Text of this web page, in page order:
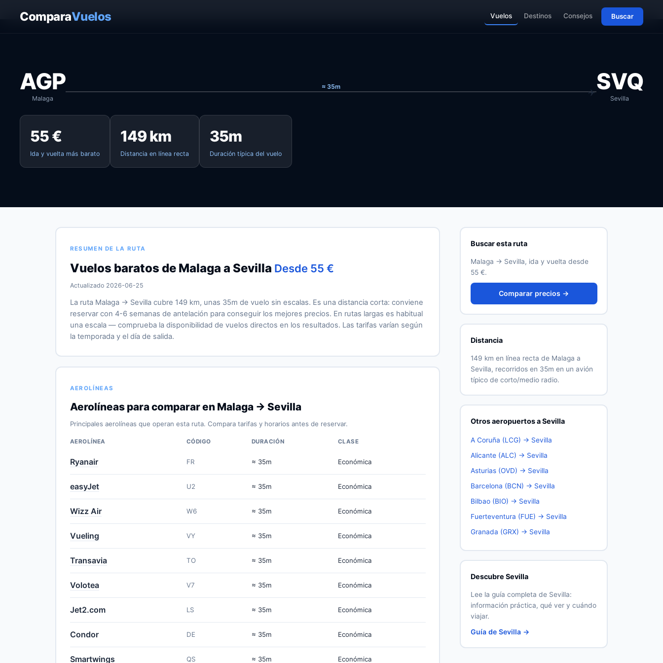
ComparaVuelos Vuelos Destinos Consejos Buscar
AGP
Malaga
≈ 35m SVQ
Sevilla
55 €
Ida y vuelta más barato
149 km
Distancia en línea recta
35m
Duración típica del vuelo
RESUMEN DE LA RUTA
Vuelos baratos de Malaga a Sevilla Desde 55 €
Actualizado 2026-06-25
La ruta Malaga → Sevilla cubre 149 km, unas 35m de vuelo sin escalas. Es una distancia corta: conviene
reservar con 4-6 semanas de antelación para conseguir los mejores precios. En rutas largas es habitual
una escala — comprueba la disponibilidad de vuelos directos en los resultados. Las tarifas varían según
la temporada y el día de salida.
AEROLÍNEAS
Aerolíneas para comparar en Malaga → Sevilla
Principales aerolíneas que operan esta ruta. Compara tarifas y horarios antes de reservar.
AEROLÍNEA CÓDIGO DURACIÓN CLASE
Ryanair FR ≈ 35m Económica
easyJet U2 ≈ 35m Económica
Wizz Air W6 ≈ 35m Económica
Vueling VY ≈ 35m Económica
Transavia TO ≈ 35m Económica
Volotea V7 ≈ 35m Económica
Jet2.com LS ≈ 35m Económica
Condor DE ≈ 35m Económica
Smartwings QS ≈ 35m Económica
Buscar esta ruta
Malaga → Sevilla, ida y vuelta desde
55 €.
Comparar precios →
Distancia
149 km en línea recta de Malaga a
Sevilla, recorridos en 35m en un avión
típico de corto/medio radio.
Otros aeropuertos a Sevilla
A Coruña (LCG) → Sevilla
Alicante (ALC) → Sevilla
Asturias (OVD) → Sevilla
Barcelona (BCN) → Sevilla
Bilbao (BIO) → Sevilla
Fuerteventura (FUE) → Sevilla
Granada (GRX) → Sevilla
Descubre Sevilla
Lee la guía completa de Sevilla:
información práctica, qué ver y cuándo
viajar.
Guía de Sevilla →